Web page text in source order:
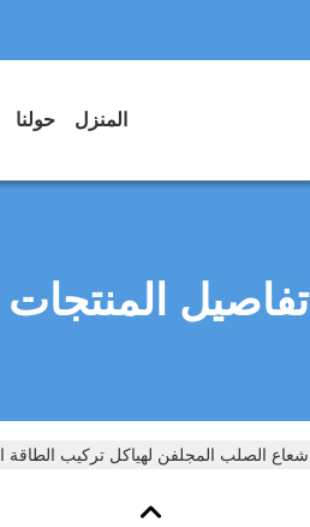
المنزل حولنا
تفاصيل المنتجات